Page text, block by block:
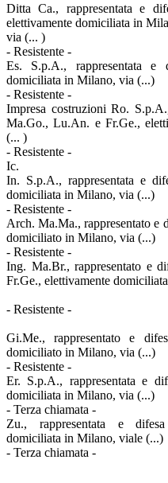
Ditta Ca., rappresentata e
elettivamente domiciliata in
via (... )
- Resistente -
Es. S.p.A., rappresentata e
domiciliata in Milano, via (...)
- Resistente -
Impresa costruzioni Ro.
Ma.Go., Lu.An. e Fr.Ge.,
(... )
- Resistente -
Ic.
In. S.p.A., rappresentata e
domiciliata in Milano, via (...)
- Resistente -
Arch. Ma.Ma., rappresentato e
domiciliato in Milano, via (...)
- Resistente -
Ing. Ma.Br., rappresentato e
Fr.Ge., elettivamente
- Resistente -
Gi.Me., rappresentato e
domiciliato in Milano, via (...)
- Resistente -
Er. S.p.A., rappresentata e
domiciliata in Milano, via (...)
- Terza chiamata -
Zu., rappresentata e
domiciliata in Milano, viale (...)
- Terza chiamata -